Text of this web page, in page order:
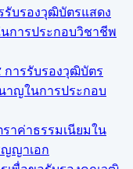
รับรองวุฒิบัตรแสดง
การประกอบวิชาชีพ
ารรับรองวุฒิบัตร
าญในการประกอบ
าค่าธรรมเนียมใน
ญญาเอก